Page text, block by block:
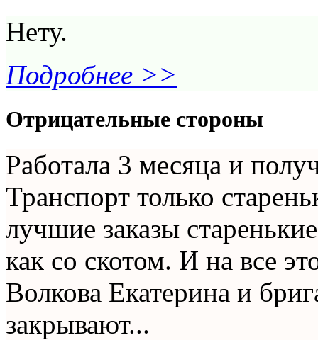
Нету.
Подробнее >>
Отрицательные стороны
Работала 3 месяца и
Транспорт только
лучшие заказы
как со скотом. И на все
Волкова Екатерина и
закрывают...